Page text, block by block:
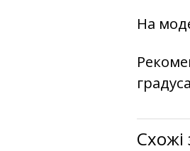
На
Схожі